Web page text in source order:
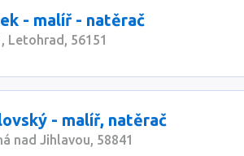
- malíř - natěrač
Letohrad, 56151
- malíř, natěrač
nad Jihlavou, 58841